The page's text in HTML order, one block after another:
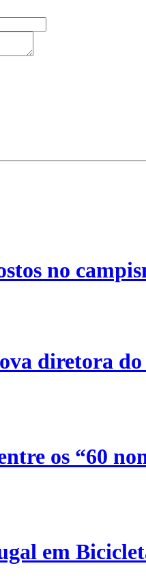
no
diretora
os “60
em